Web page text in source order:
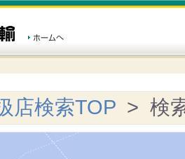
店検索TOP > 検